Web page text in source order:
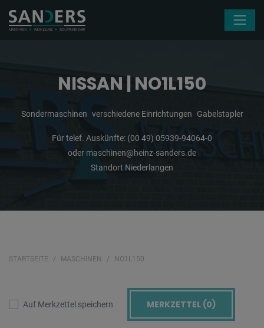
NISSAN | NO1L150
Sondermaschinen verschiedene Einrichtungen Gabelstapler
Für telef. Auskünfte: (00 49) 05939-94064-0
oder maschinen@heinz-sanders.de
Standort Niederlangen
STARTSEITE MASCHINEN NO1L150
Auf Merkzettel speichern MERKZETTEL (0)